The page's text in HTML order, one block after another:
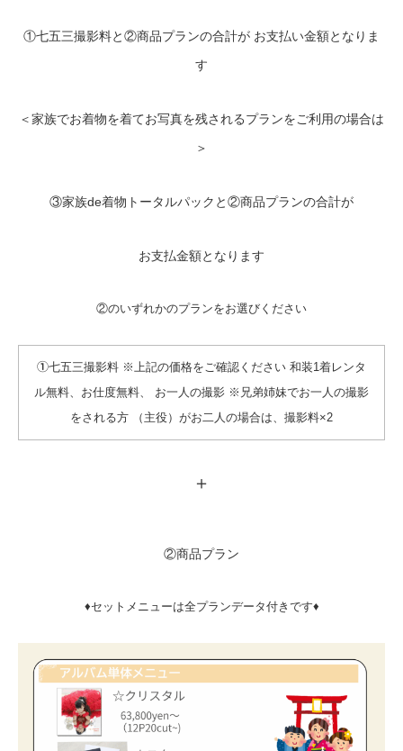
①七五三撮影料と②商品プランの合計が お支払い金額となりま
す
＜家族でお着物を着てお写真を残されるプランをご利用の場合は
＞
③家族de着物トータルパックと②商品プランの合計が
お支払金額となります
②のいずれかのプランをお選びください
①七五三撮影料 ※上記の価格をご確認ください 和装1着レンタ
ル無料、お仕度無料、 お一人の撮影 ※兄弟姉妹でお一人の撮影
をされる方 （主役）がお二人の場合は、撮影料×2
＋
②商品プラン
♦️セットメニューは全プランデータ付きです♦️